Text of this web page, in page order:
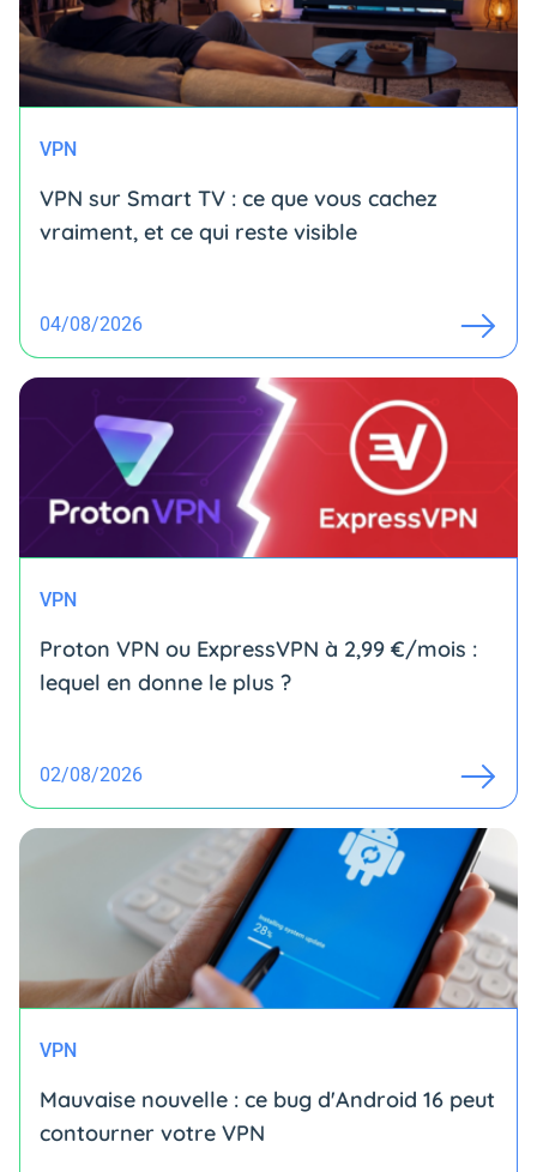
VPN
VPN sur Smart TV : ce que vous cachez
vraiment, et ce qui reste visible
04/08/2026
VPN
Proton VPN ou ExpressVPN à 2,99 €/mois :
lequel en donne le plus ?
02/08/2026
VPN
Mauvaise nouvelle : ce bug d'Android 16 peut
contourner votre VPN